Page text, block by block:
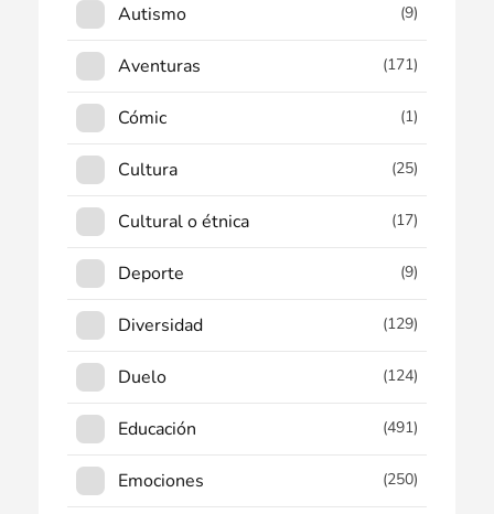
Autismo (9)
Aventuras (171)
Cómic (1)
Cultura (25)
Cultural o étnica (17)
Deporte (9)
Diversidad (129)
Duelo (124)
Educación (491)
Emociones (250)